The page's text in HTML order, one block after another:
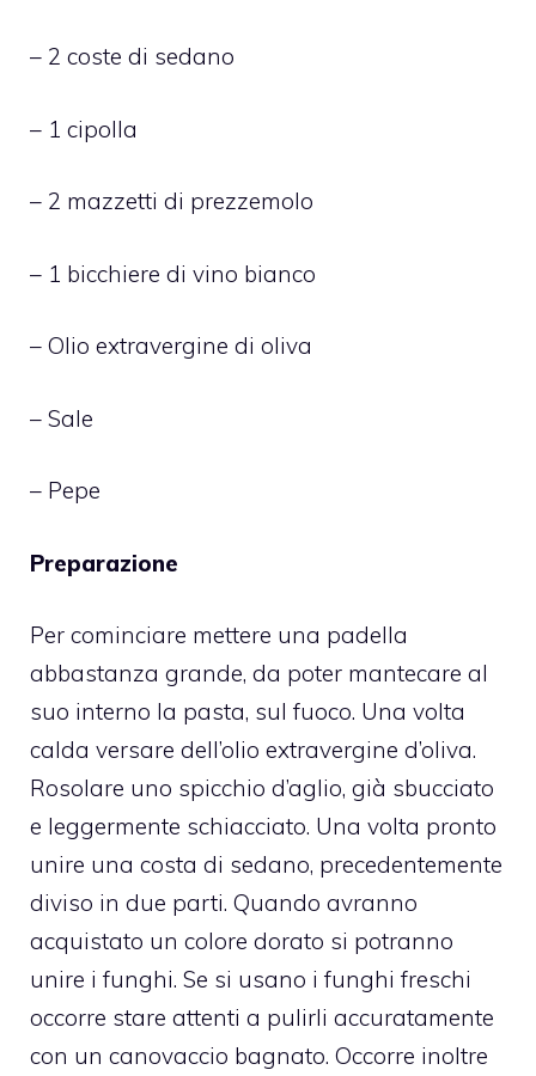
– 2 coste di sedano
– 1 cipolla
– 2 mazzetti di prezzemolo
– 1 bicchiere di vino bianco
– Olio extravergine di oliva
– Sale
– Pepe
Preparazione
Per cominciare mettere una padella
abbastanza grande, da poter mantecare al
suo interno la pasta, sul fuoco. Una volta
calda versare dell’olio extravergine d’oliva.
Rosolare uno spicchio d’aglio, già sbucciato
e leggermente schiacciato. Una volta pronto
unire una costa di sedano, precedentemente
diviso in due parti. Quando avranno
acquistato un colore dorato si potranno
unire i funghi. Se si usano i funghi freschi
occorre stare attenti a pulirli accuratamente
con un canovaccio bagnato. Occorre inoltre